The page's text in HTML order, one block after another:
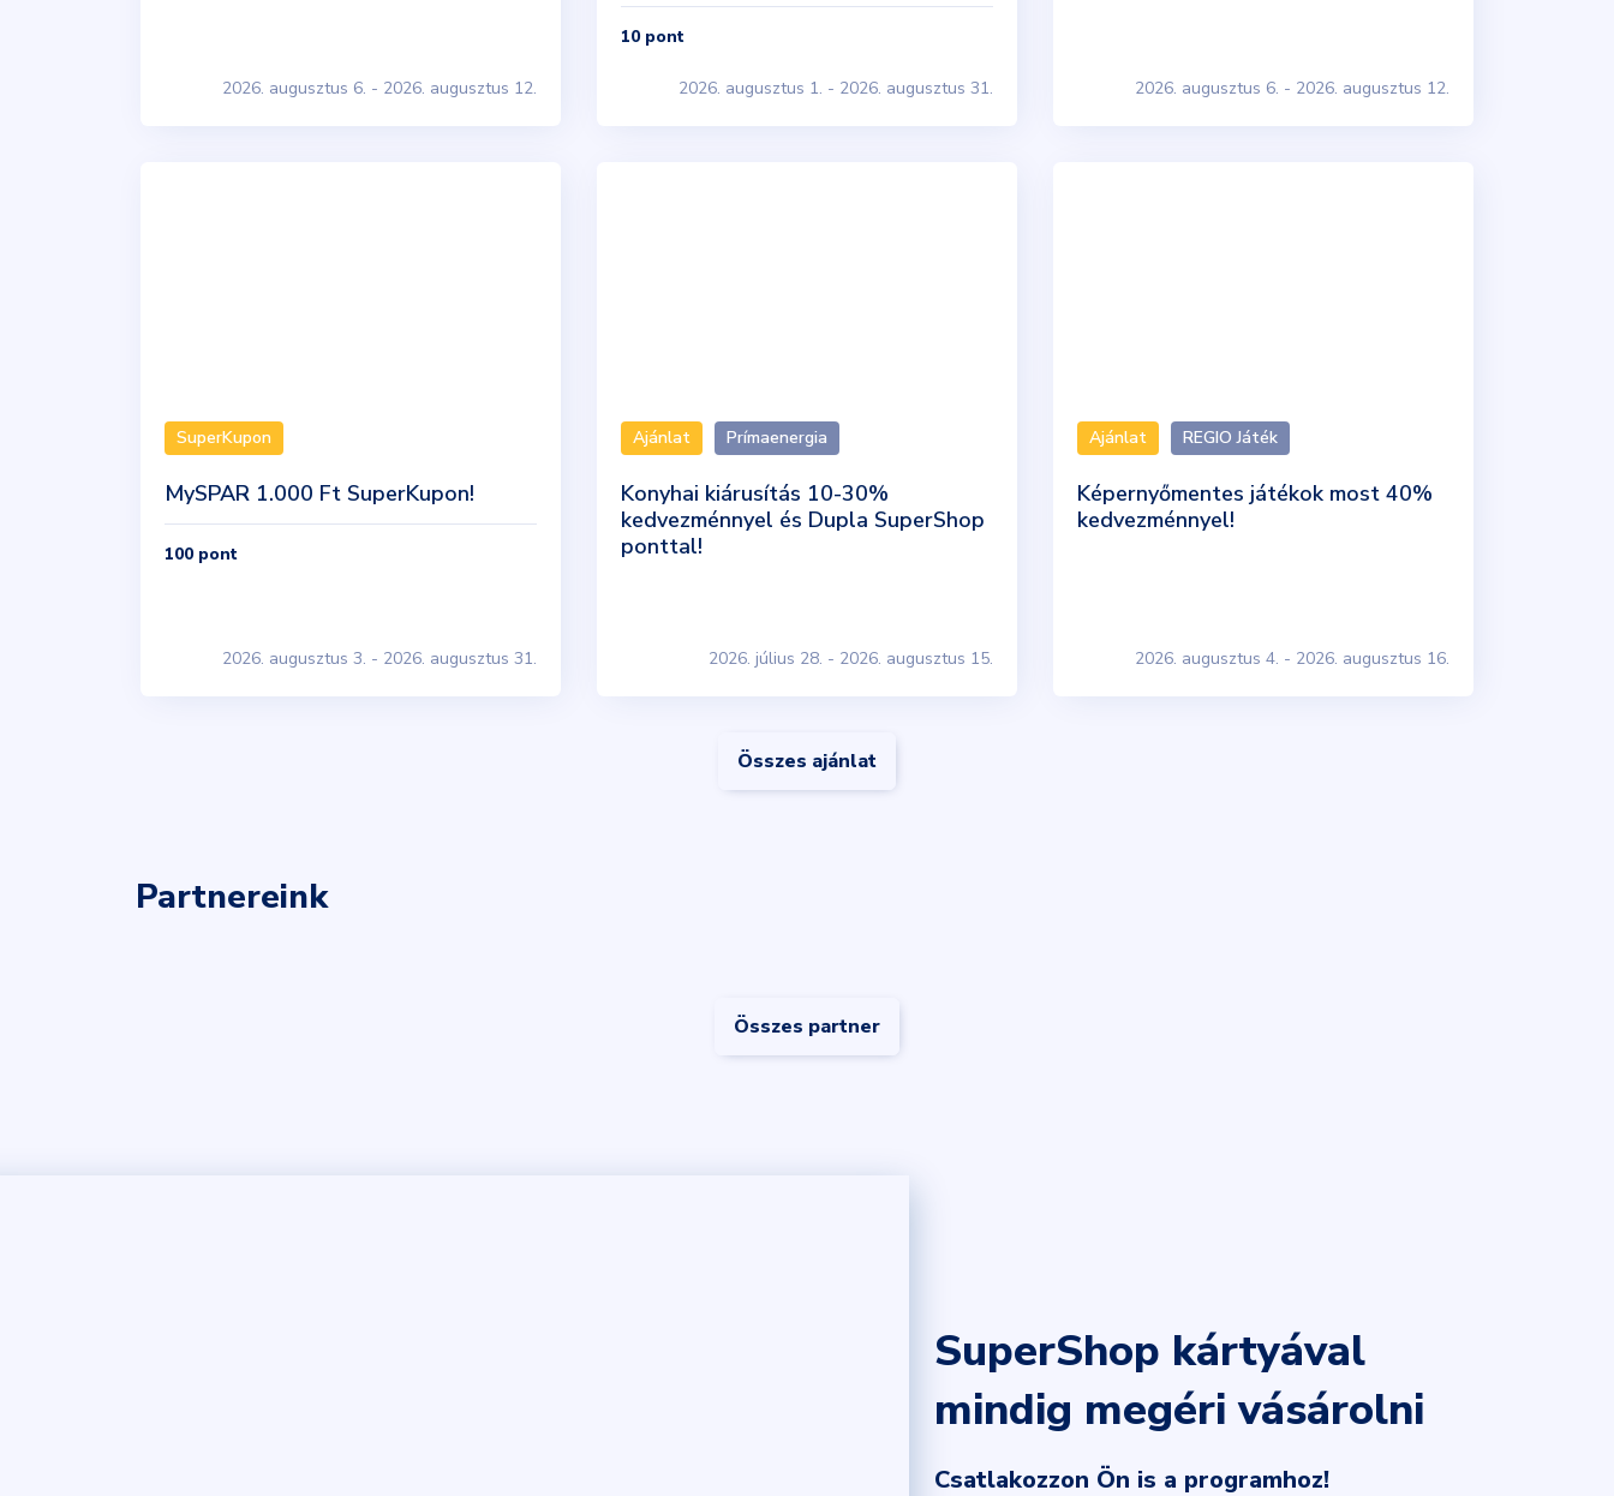
2026. augusztus 6. - 2026. augusztus 12.
10 pont
2026. augusztus 1. - 2026. augusztus 31. 2026. augusztus 6. - 2026. augusztus 12.
SuperKupon
MySPAR 1.000 Ft SuperKupon!
100 pont
2026. augusztus 3. - 2026. augusztus 31.
Ajánlat Prímaenergia
Konyhai kiárusítás 10-30%
kedvezménnyel és Dupla SuperShop
ponttal!
2026. július 28. - 2026. augusztus 15.
Ajánlat REGIO Játék
Képernyőmentes játékok most 40%
kedvezménnyel!
2026. augusztus 4. - 2026. augusztus 16.
Összes ajánlat
Partnereink
Összes partner
SuperShop kártyával
mindig megéri vásárolni
Csatlakozzon Ön is a programhoz!